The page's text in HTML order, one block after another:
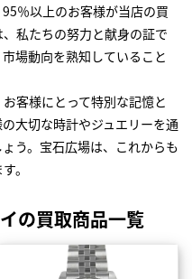
％以上のお客様が当店の買
私たちの努力と献身の証で
場動向を熟知していること
客様にとって特別な記憶と
大切な時計やジュエリーを通
う。宝石広場は、これからも
。
の買取商品一覧